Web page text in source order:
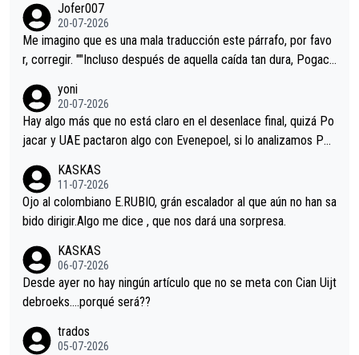
Minguez, Velez etc etc.Me da pena vivir estos momentos tan
tristes sin victorias.
Jofer007
20-07-2026
Me imagino que es una mala traducción este párrafo, por favo
r, corregir. ""Incluso después de aquella caída tan dura, Pogaca
permaneció pegado a su rueda. Parecía increíble la forma en l
a que era capaz de controlar el miedo", recordó."
yoni
20-07-2026
Hay algo más que no está claro en el desenlace final, quizá Po
jacar y UAE pactaron algo con Evenepoel, si lo analizamos Poj
i sin pedalear, luego está el saludo con Evenepoel dándose la
mano de una manera muy fraternal, más allá de los típicos toqu
es en el hombro con que saludaba a Vingegard. Ahí hubo una in
eta, a ver si por querer poner a Del Toro con calzador en posi
ción de podio UAE y Pojacar se van complicar el tour.
KASKAS
11-07-2026
Ojo al colombiano E.RUBIO, grán escalador al que aún no han sa
bido dirigir.Algo me dice , que nos dará una sorpresa.
KASKAS
06-07-2026
Desde ayer no hay ningún artículo que no se meta con Cian Uijt
debroeks….porqué será??
trados
05-07-2026